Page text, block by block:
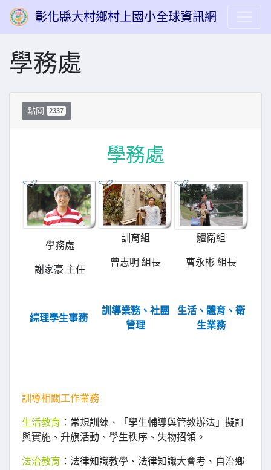
彰化縣大村鄉村上國小全球資訊網
學務處
點閱 2337
學務處
學務處
謝家豪 主任
綜理學生事務
訓育組
曾志明 組長
訓導業務、社團
管理
體衛組
曹永彬 組長
生活、體育、衛
生業務
訓導相關工作業務
生活教育 ：常規訓練、「學生輔導與管教辦法」擬訂
與實施、升旗活動、學生秩序、失物招領。
法治教育 ：法律知識教學、法律知識大會考、自治鄉